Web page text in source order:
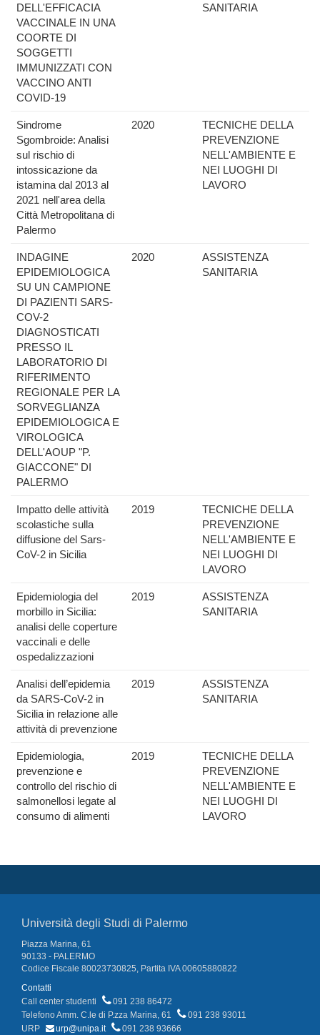
DELL'EFFICACIA
VACCINALE IN UNA
COORTE DI
SOGGETTI
IMMUNIZZATI CON
VACCINO ANTI
COVID-19
SANITARIA
Sindrome
Sgombroide: Analisi
sul rischio di
intossicazione da
istamina dal 2013 al
2021 nell'area della
Città Metropolitana di
Palermo
2020
TECNICHE DELLA
PREVENZIONE
NELL'AMBIENTE E
NEI LUOGHI DI
LAVORO
INDAGINE
EPIDEMIOLOGICA
SU UN CAMPIONE
DI PAZIENTI SARS-
COV-2
DIAGNOSTICATI
PRESSO IL
LABORATORIO DI
RIFERIMENTO
REGIONALE PER LA
SORVEGLIANZA
EPIDEMIOLOGICA E
VIROLOGICA
DELL'AOUP "P.
GIACCONE" DI
PALERMO
2020
ASSISTENZA
SANITARIA
Impatto delle attività
scolastiche sulla
diffusione del Sars-
CoV-2 in Sicilia
2019
TECNICHE DELLA
PREVENZIONE
NELL'AMBIENTE E
NEI LUOGHI DI
LAVORO
Epidemiologia del
morbillo in Sicilia:
analisi delle coperture
vaccinali e delle
ospedalizzazioni
2019
ASSISTENZA
SANITARIA
Analisi dell’epidemia
da SARS-CoV-2 in
Sicilia in relazione alle
attività di prevenzione
2019
ASSISTENZA
SANITARIA
Epidemiologia,
prevenzione e
controllo del rischio di
salmonellosi legate al
consumo di alimenti
2019
TECNICHE DELLA
PREVENZIONE
NELL'AMBIENTE E
NEI LUOGHI DI
LAVORO
Università degli Studi di Palermo
Piazza Marina, 61
90133 - PALERMO
Codice Fiscale 80023730825, Partita IVA 00605880822
Contatti
Call center studenti
091 238 86472
Telefono Amm. C.le di P.zza Marina, 61
091 238 93011
URP
urp@unipa.it
091 238 93666